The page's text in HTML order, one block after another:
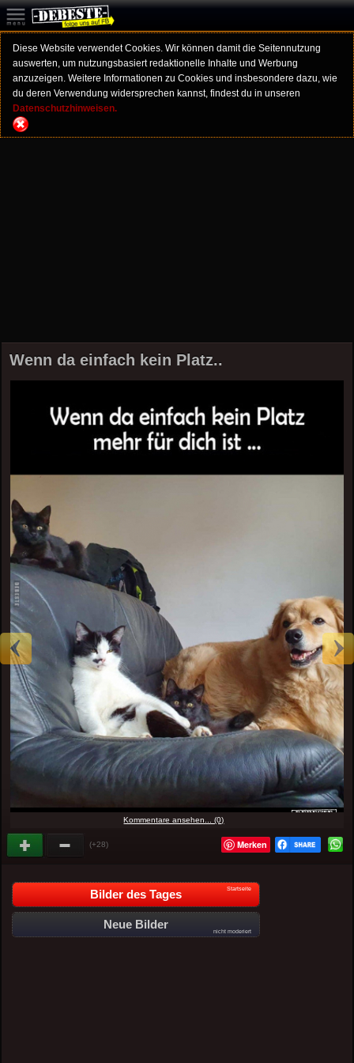
Diese Website verwendet Cookies. Wir können damit die Seitennutzung
auswerten, um nutzungsbasiert redaktionelle Inhalte und Werbung
anzuzeigen. Weitere Informationen zu Cookies und insbesondere dazu, wie
du deren Verwendung widersprechen kannst, findest du in unseren
Datenschutzhinweisen.
Wenn da einfach kein Platz..
Kommentare ansehen... (0)
(+28) Merken
Bilder des Tages Startseite
Neue Bilder
nicht moderiert